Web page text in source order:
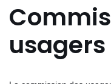
usagers